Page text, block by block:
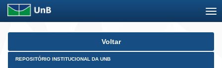
Skip
Voltar
REPOSITÓRIO INSTITUCIONAL DA UNB